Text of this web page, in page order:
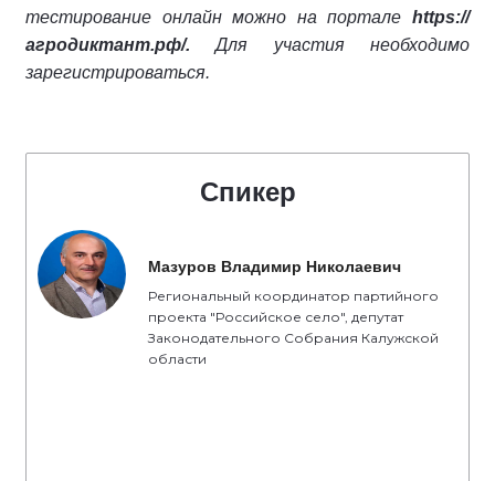
тестирование онлайн можно на портале https://
агродиктант.рф/.Для участия необходимо
зарегистрироваться.
Спикер
Мазуров Владимир Николаевич
Региональный координатор партийного
проекта "Российское село", депутат
Законодательного Собрания Калужской
области